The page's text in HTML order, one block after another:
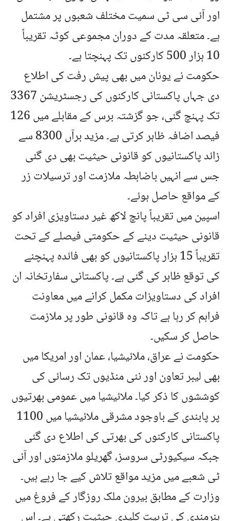
اور آئی سی ٹی سمیت مختلف شعبوں پر مشتمل
ہے۔ متعلقہ مدت کے دوران مجموعی کوٹہ تقریباً
10 ہزار 500 کارکنوں تک پہنچتا ہے۔
حکومت نے یونان میں بھی پیش رفت کی اطلاع
دی جہاں پاکستانی کارکنوں کی رجسٹریشن 3367
تک پہنچ گئی، جو گزشتہ برس کے مقابلے میں 126
فیصد اضافہ ظاہر کرتی ہے۔ مزید برآں 8300 سے
زائد پاکستانیوں کو قانونی حیثیت بھی دی گئی
جس سے انہیں باضابطہ ملازمت اور ترسیلات زر
کے مواقع حاصل ہوئے۔
اسپین میں تقریباً پانچ لاکھ غیر دستاویزی افراد کو
قانونی حیثیت دینے کے حکومتی فیصلے کے تحت
تقریباً 15 ہزار پاکستانیوں کو بھی فائدہ پہنچنے
کی توقع ظاہر کی گئی ہے۔ پاکستانی سفارتخانہ ان
افراد کی دستاویزات مکمل کرانے میں معاونت
فراہم کر رہا ہے تاکہ وہ قانونی طور پر ملازمت
حاصل کر سکیں۔
حکومت نے عراق، ملائیشیا، عمان اور امریکا میں
بھی لیبر تعاون اور نئی منڈیوں تک رسائی کی
کوششوں کا ذکر کیا۔ ملائیشیا میں عمومی بھرتیوں
پر پابندی کے باوجود مشرقی ملائیشیا میں 1100
پاکستانی کارکنوں کی بھرتی کی اطلاع دی گئی
جبکہ سیکیورٹی سروسز، گھریلو ملازمتوں اور آئی
ٹی شعبے میں مزید مواقع تلاش کیے جا رہے ہیں۔
وزارت کے مطابق بیرون ملک روزگار کے فروغ میں